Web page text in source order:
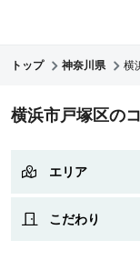
コワーキングスペース
コワーキングレポート
トップ 神奈川県 横
エリア
こだわり